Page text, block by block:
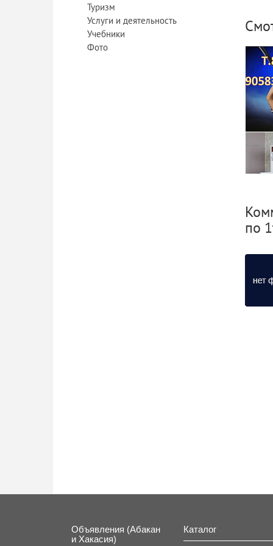
Туризм
Услуги и деятельность
Учебники
Фото
по
Объявления (Абакан
и Хакасия)
Каталог